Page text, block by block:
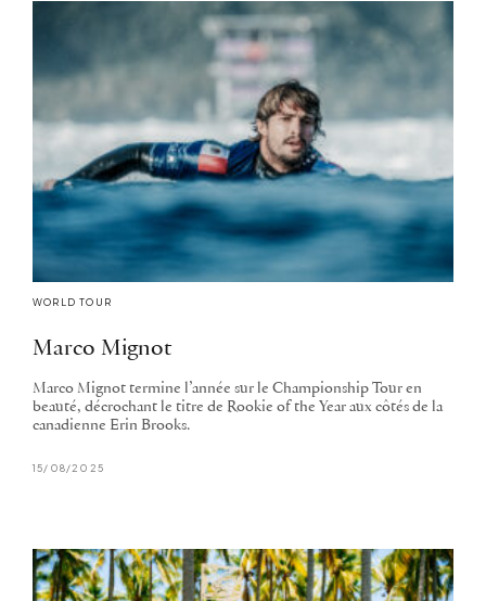
WORLD TOUR
Marco Mignot
Marco Mignot termine l’année sur le Championship Tour en
beauté, décrochant le titre de Rookie of the Year aux côtés de la
canadienne Erin Brooks.
15/08/2025